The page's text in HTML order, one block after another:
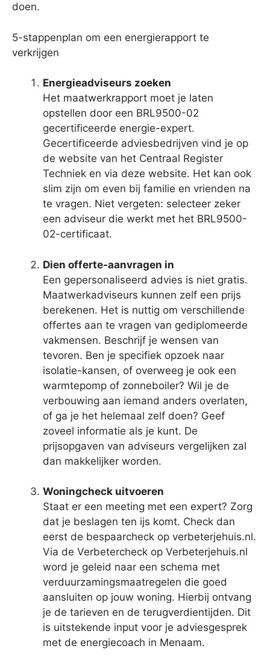
doen.
5-stappenplan om een energierapport te
verkrijgen
Energieadviseurs zoeken
Het maatwerkrapport moet je laten
opstellen door een BRL9500-02
gecertificeerde energie-expert.
Gecertificeerde adviesbedrijven vind je op
de website van het Centraal Register
Techniek en via deze website. Het kan ook
slim zijn om even bij familie en vrienden na
te vragen. Niet vergeten: selecteer zeker
een adviseur die werkt met het BRL9500-
02-certificaat.
Dien offerte-aanvragen in
Een gepersonaliseerd advies is niet gratis.
Maatwerkadviseurs kunnen zelf een prijs
berekenen. Het is nuttig om verschillende
offertes aan te vragen van gediplomeerde
vakmensen. Beschrijf je wensen van
tevoren. Ben je specifiek opzoek naar
isolatie-kansen, of overweeg je ook een
warmtepomp of zonneboiler? Wil je de
verbouwing aan iemand anders overlaten,
of ga je het helemaal zelf doen? Geef
zoveel informatie als je kunt. De
prijsopgaven van adviseurs vergelijken zal
dan makkelijker worden.
Woningcheck uitvoeren
Staat er een meeting met een expert? Zorg
dat je beslagen ten ijs komt. Check dan
eerst de bespaarcheck op verbeterjehuis.nl.
Via de Verbetercheck op Verbeterjehuis.nl
word je geleid naar een schema met
verduurzamingsmaatregelen die goed
aansluiten op jouw woning. Hierbij ontvang
je de tarieven en de terugverdientijden. Dit
is uitstekende input voor je adviesgesprek
met de energiecoach in Menaam.